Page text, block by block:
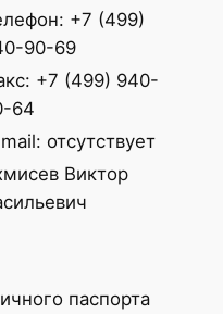
+7 (499)
90-69
+7 (499) 940-
64
отсутствует
Виктор
паспорта